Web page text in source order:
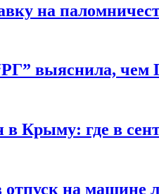
на
выяснила, чем
в Крыму: где в
отпуск на машине